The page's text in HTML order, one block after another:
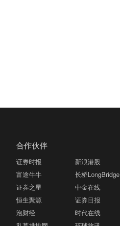
合作伙伴
证券时报 新浪港股
富途牛牛
长桥LongBridge
证券之星
中金在线
恒生聚源
证券日报
泡财经
时代在线
私募排排网
环球旅讯